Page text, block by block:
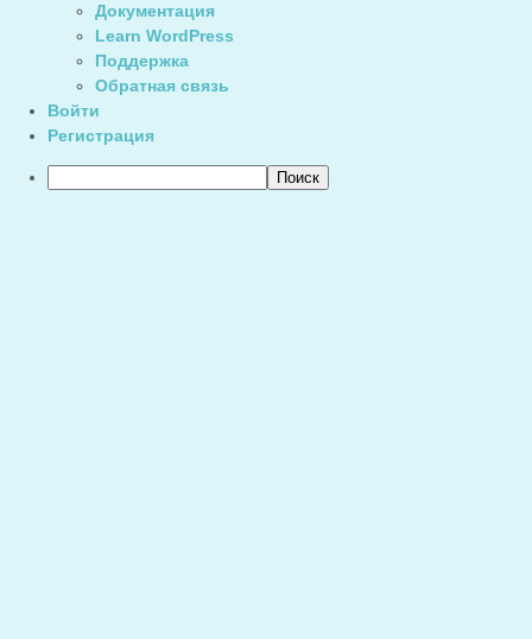
Документация
Learn WordPress
Поддержка
Обратная связь
Войти
Регистрация
Поиск